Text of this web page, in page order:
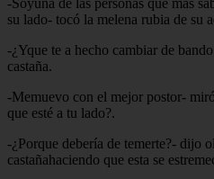
su lado- tocó la melena rubia de su
-¿Yque te a hecho cambiar de
castaña.
-Memuevo con el mejor postor-
que esté a tu lado?.
-¿Porque debería de temerte?- dijo
castañahaciendo que esta se